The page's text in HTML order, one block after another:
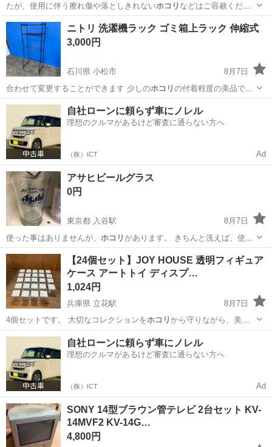
たが、使用に伴う擦れ傷や落としきれないホコリ などはご容赦くださ
い。 【スペック・…
和歌山 岩出市 岩出駅 デスクトップパソコン
ニトリ 洗濯機ラック ゴミ箱上ラック 伸縮式
3,000円
石川県 小松市
8月7日
合わせて変更することができます 少しのホコリ の付着程度の美品です
メーカー：ニト…
石川 小松市 収納家具
自社ローンに頼らず車にノレル
理想のクルマがあるけど審査に通らない方へ
（株）ICT Ad
アサヒビールグラス
0円
東京都 入谷駅
8月7日
使った事はありませんが、 ホコリ があります。 きちんと洗えば、使え
ます…
東京 台東区 入谷駅 食器 アサヒビール
【24個セット】JOY HOUSE 透明フィギュア
ケース アートトイ ディスプ…
1,024円
兵庫県 立花駅
8月7日
4個セットです。 大切なコレクションをホコリ から守りながら、美し
く飾ることができま…
兵庫 尼崎市 立花駅 フィギュア
自社ローンに頼らず車にノレル
理想のクルマがあるけど審査に通らない方へ
（株）ICT Ad
SONY 14型ブラウン管テレビ 2台セット KV-
14MVF2 KV-14G…
4,800円